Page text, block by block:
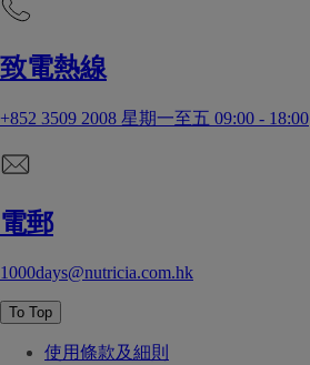
致電熱線
+852 3509 2008 星期一至五 09:00 - 18:00
電郵
1000days@nutricia.com.hk
To Top
使用條款及細則